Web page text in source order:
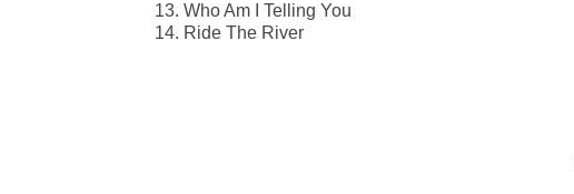
13. Who Am I Telling You
14. Ride The River